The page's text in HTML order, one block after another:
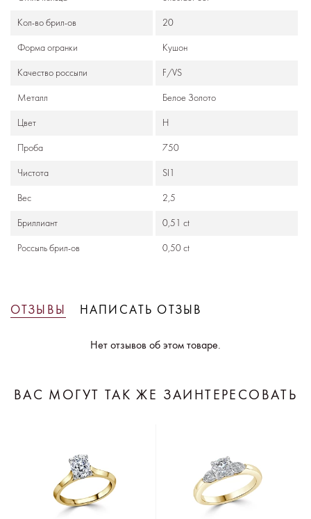
Кол-во брил-ов 20
Формa огранки Кушон
Качество россыпи F/VS
Металл Белое Золото
Цвет Н
Проба 750
Чистота SI1
Вес 2,5
Бриллиант 0,51 ct
Россыпь брил-ов 0,50 ct
ОТЗЫВЫ НАПИСАТЬ ОТЗЫВ
Нет отзывов об этом товаре.
ВАС МОГУТ ТАК ЖЕ ЗАИНТЕРЕСОВАТЬ